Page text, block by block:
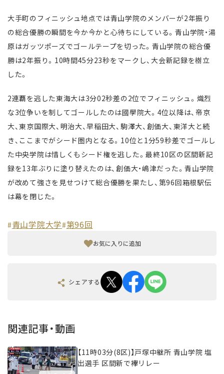
大手町のフィニッシュ地点では青山学院のメンバーが2年振り
の総合優勝の瞬間を今か今かと心待ちにしている。青山学院・湯
原はガッツポーズでゴールテープを切った。青山学院の総合優
勝は2年振り。10時間45分23秒をマークし、大会新記録を樹立
した。
2連覇を逃した東海大は3分02秒差の2位でフィニッシュ。熾烈
な3位争いを制してゴールしたのは國學院大。4位以降は、帝京
大、東京国際大、明治大、早稲田大、駒澤大、創価大、東洋大と続
き、ここまでがシード圏内となる。10位と1分59秒差でゴールし
た中央学院は惜しくもシード権を逃した。最終10区の区間新記
録を13年ぶりに塗り替えたのは、創価大・嶋津だった。青山学院
が改めて強さを見せつけて総合優勝を果たし、第96回箱根駅伝
は幕を閉じた。
#青山学院大学#第96回
お気に入りに追加
シェアする
関連記事・動画
【11時03分(8区)】戸塚中継所 青山学院 塩
出選手 区間新で襷リレー